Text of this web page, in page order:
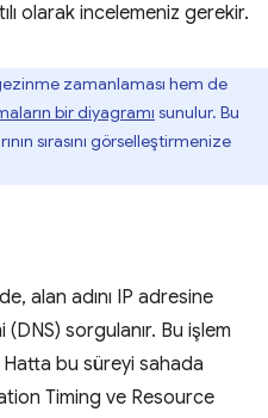
olarak incelemeniz gerekir.
zamanlaması hem de
bir diyagramı sunulur. Bu
sırasını görselleştirmenize
alan adını IP adresine
sorgulanır. Bu işlem
bu süreyi sahada
Timing ve Resource